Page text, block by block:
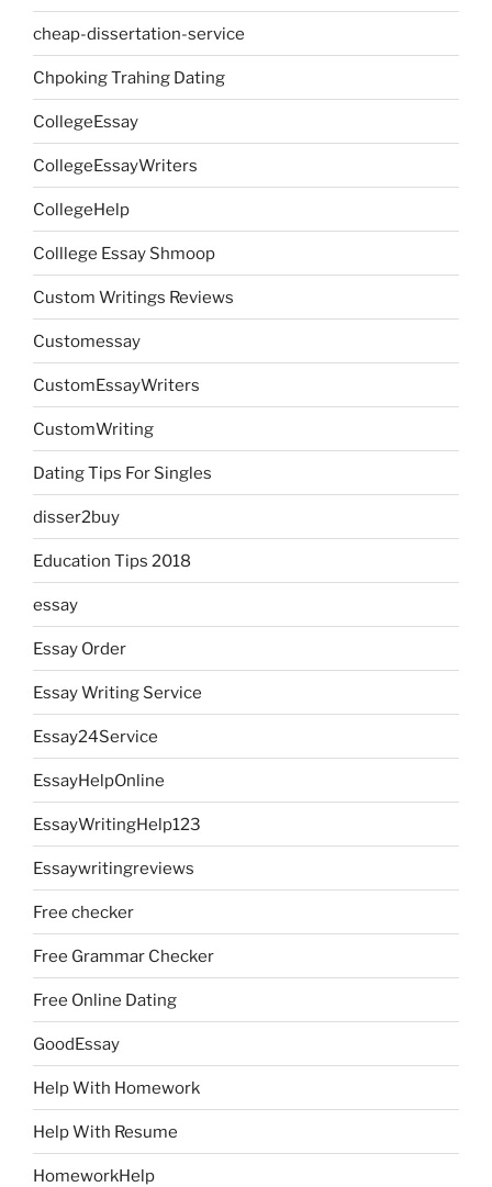
cheap-dissertation-service
Chpoking Trahing Dating
CollegeEssay
CollegeEssayWriters
CollegeHelp
Colllege Essay Shmoop
Custom Writings Reviews
Customessay
CustomEssayWriters
CustomWriting
Dating Tips For Singles
disser2buy
Education Tips 2018
essay
Essay Order
Essay Writing Service
Essay24Service
EssayHelpOnline
EssayWritingHelp123
Essaywritingreviews
Free checker
Free Grammar Checker
Free Online Dating
GoodEssay
Help With Homework
Help With Resume
HomeworkHelp